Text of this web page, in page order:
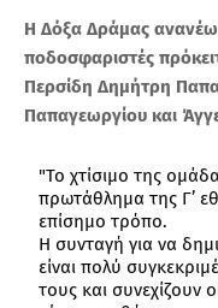
H Δόξα Δράμας
ποδοσφαριστές
Περσίδη Δημήτρη
Παπαγεωργίου και
"Το χτίσιμο της
πρωτάθλημα της Γ’
επίσημο τρόπο.
Η συνταγή για να
είναι πολύ
τους και συνεχίζουν